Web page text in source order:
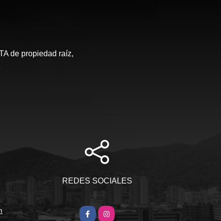
de propiedad raíz,
REDES SOCIALES
FacebookInstagram